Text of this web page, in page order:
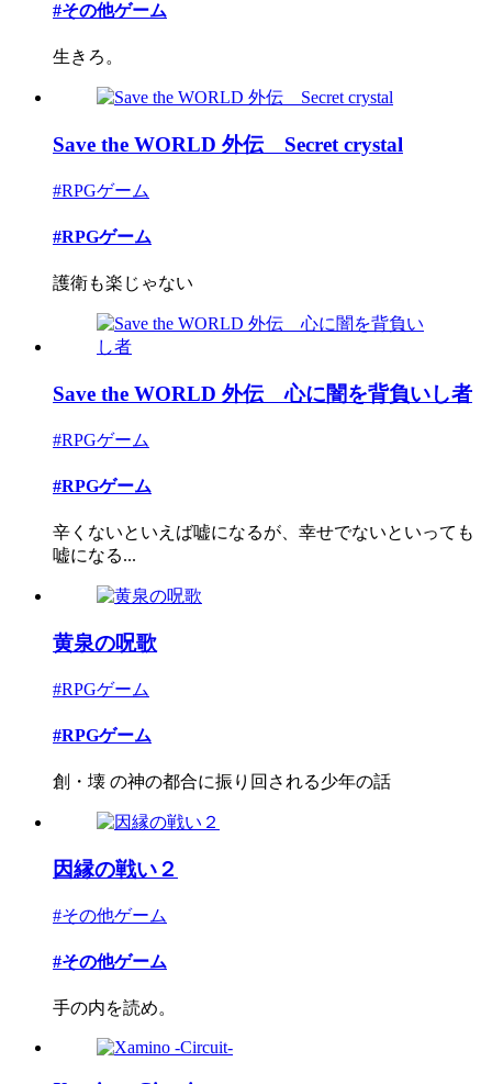
#その他ゲーム
生きろ。
Save the WORLD 外伝 Secret crystal
#RPGゲーム
#RPGゲーム
護衛も楽じゃない
Save the WORLD 外伝 心に闇を背負いし者
#RPGゲーム
#RPGゲーム
辛くないといえば嘘になるが、幸せでないといっても
嘘になる...
黄泉の呪歌
#RPGゲーム
#RPGゲーム
創・壊 の神の都合に振り回される少年の話
因縁の戦い２
#その他ゲーム
#その他ゲーム
手の内を読め。